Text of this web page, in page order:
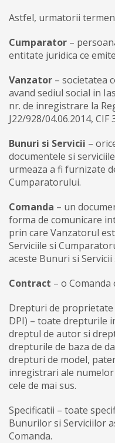
Astfel, urmatorii
Cumparator –
entitate juridica ce
Vanzator – societatea
avand sediul social in
nr. de inregistrare la
J22/928/04.06.2014, CIF
Bunuri si Servicii –
documentele si
urmeaza a fi furnizate
Cumparatorului.
Comanda – un
forma de comunicare
prin care Vanzatorul
Serviciile si
aceste Bunuri si
Contract – o
Drepturi de proprietate
DPI) – toate drepturile
dreptul de autor si
drepturile de baza de
drepturi de model,
inregistrari ale
cele de mai sus.
Specificatii – toate
Bunurilor si Serviciilor
Comanda.